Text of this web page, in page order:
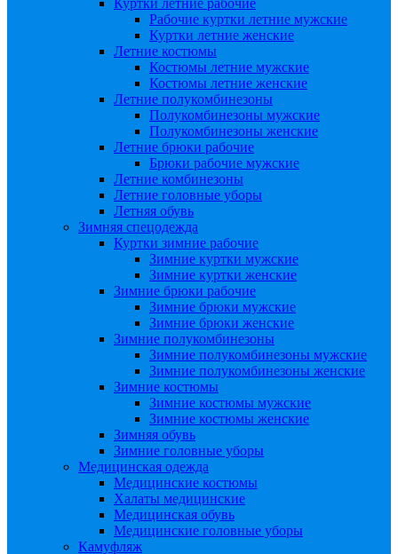
Куртки летние рабочие
Рабочие куртки летние мужские
Куртки летние женские
Летние костюмы
Костюмы летние мужские
Костюмы летние женские
Летние полукомбинезоны
Полукомбинезоны мужские
Полукомбинезоны женские
Летние брюки рабочие
Брюки рабочие мужские
Летние комбинезоны
Летние головные уборы
Летняя обувь
Зимняя спецодежда
Куртки зимние рабочие
Зимние куртки мужские
Зимние куртки женские
Зимние брюки рабочие
Зимние брюки мужские
Зимние брюки женские
Зимние полукомбинезоны
Зимние полукомбинезоны мужские
Зимние полукомбинезоны женские
Зимние костюмы
Зимние костюмы мужские
Зимние костюмы женские
Зимняя обувь
Зимние головные уборы
Медицинская одежда
Медицинские костюмы
Халаты медицинские
Медицинская обувь
Медицинские головные уборы
Камуфляж